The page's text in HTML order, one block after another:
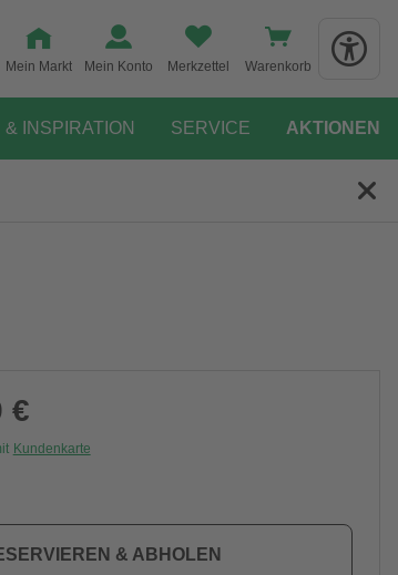
Mein Markt Mein Konto Merkzettel Warenkorb
& INSPIRATION SERVICE AKTIONEN
€
Kundenkarte
& ABHOLEN